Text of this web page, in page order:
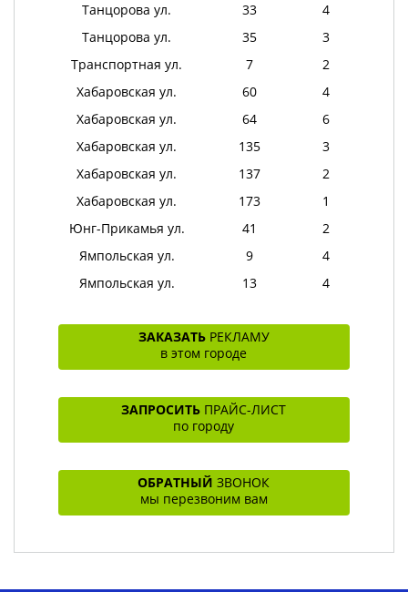
Танцорова ул.
33
4
Танцорова ул.
35
3
Транспортная ул.
7
2
Хабаровская ул.
60
4
Хабаровская ул.
64
6
Хабаровская ул.
135
3
Хабаровская ул.
137
2
Хабаровская ул.
173
1
Юнг-Прикамья ул.
41
2
Ямпольская ул.
9
4
Ямпольская ул.
13 4
ЗАКАЗАТЬРЕКЛАМУ
в этом городе
ЗАПРОСИТЬ ПРАЙС-ЛИСТ
по городу
ОБРАТНЫЙ ЗВОНОК
мы перезвоним вам